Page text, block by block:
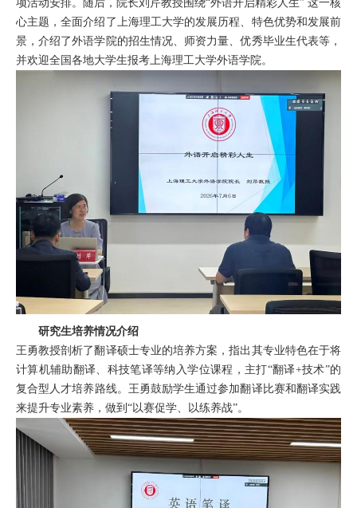
项活动安排。随后， 院长刘芹教授围绕“外语开启精彩人生” 这一核
心主题，全面介绍了 上海理工大学的发展历程、特色优势和发展前
景，介绍了外语学院的招生情况、师资力量、优秀毕业生代表等，
并欢迎全国各地大学生报考上海理工大学外语学院。
研究生培养情况介绍
王勇教授剖析了翻译硕士专业的培养方案，指出其专业特色在于将
计算机辅助翻译、科技笔译等纳入学位课程 ， 主打“翻译+技术”的
复合型人才培养路线。 王勇鼓励学生通过参加翻译比赛和翻译实践
来提升专业素养 ，做到 “以赛促学、以练养战”。